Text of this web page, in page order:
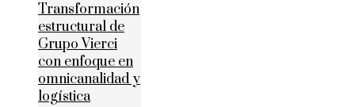
Transformación
estructural de
Grupo Vierci
con enfoque en
omnicanalidad y
logística